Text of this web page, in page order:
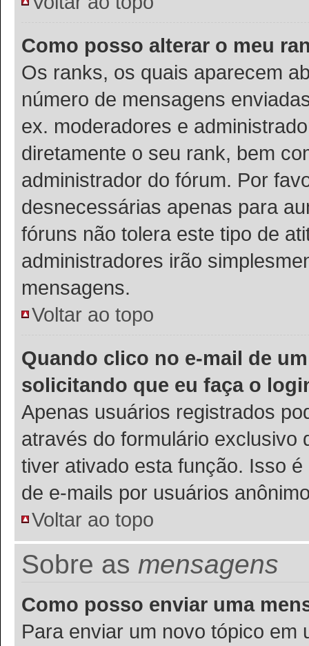
Como posso alterar o meu
Os ranks, os quais aparecem
número de mensagens
ex. moderadores e
diretamente o seu rank, bem
administrador do fórum. Por
desnecessárias apenas para
fóruns não tolera este tipo de
administradores irão
mensagens.
Voltar ao topo
Quando clico no e-mail de
solicitando que eu faça o
Apenas usuários registrados
através do formulário exclusivo
tiver ativado esta função. Isso
de e-mails por usuários
Voltar ao topo
Sobre as mensagens
Como posso enviar uma
Para enviar um novo tópico em